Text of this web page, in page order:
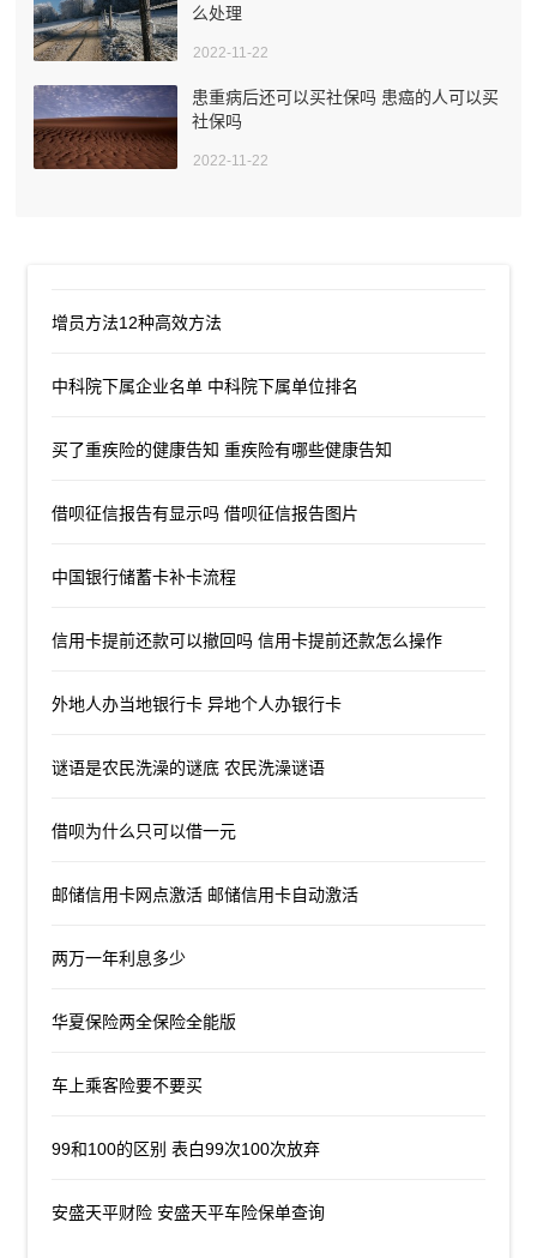
么处理
2022-11-22
患重病后还可以买社保吗 患癌的人可以买
社保吗
2022-11-22
增员方法12种高效方法
中科院下属企业名单 中科院下属单位排名
买了重疾险的健康告知 重疾险有哪些健康告知
借呗征信报告有显示吗 借呗征信报告图片
中国银行储蓄卡补卡流程
信用卡提前还款可以撤回吗 信用卡提前还款怎么操作
外地人办当地银行卡 异地个人办银行卡
谜语是农民洗澡的谜底 农民洗澡谜语
借呗为什么只可以借一元
邮储信用卡网点激活 邮储信用卡自动激活
两万一年利息多少
华夏保险两全保险全能版
车上乘客险要不要买
99和100的区别 表白99次100次放弃
安盛天平财险 安盛天平车险保单查询